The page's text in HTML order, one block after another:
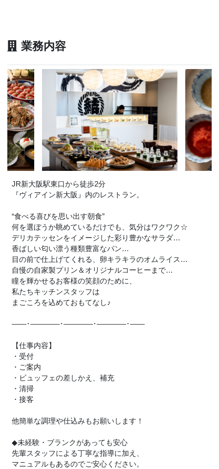
業務内容
JR新大阪駅東口から徒歩2分
『ヴィアイン新大阪』内のレストラン。
“食べる喜びを思い出す朝食”
何を選ぼうか眺めているだけでも、気分はワクワク☆
デリカテッセンをイメージした彩り豊かなサラダ…
香ばしい匂い漂う種類豊富なパン…
目の前で仕上げてくれる、卵キラキラのオムライス…
自慢の自家製プリン＆オリジナルコーヒーまで…
瞳を輝かせるお客様の笑顔のために、
私たちキッチンスタッフは
まごころを込めておもてなし♪
――･――――･――――･――――･――
【仕事内容】
・受付
・ご案内
・ビュッフェの差しかえ、補充
・清掃
・接客
他簡単な調理や仕込みもお願いします！
◆未経験・ブランクがあっても安心
先輩スタッフによる丁寧な指導に加え、
マニュアルもあるのでご安心ください。